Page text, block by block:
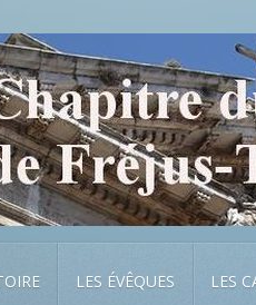
LES ÉVÊQUES LES